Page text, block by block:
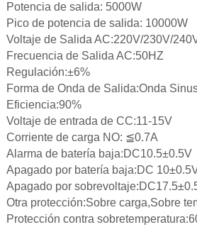
Potencia de salida: 5000W
Pico de potencia de salida: 10000W
Voltaje de Salida AC:220V/230V/
Frecuencia de Salida AC:50HZ
Regulación:±6%
Forma de Onda de Salida:Onda
Eficiencia:90%
Voltaje de entrada de CC:11-15V
Corriente de carga NO: ≦0.7A
Alarma de batería baja:DC10.5±0.5V
Apagado por batería baja:DC
Apagado por
Otra protección:Sobre carga,Sobre
Protección contra